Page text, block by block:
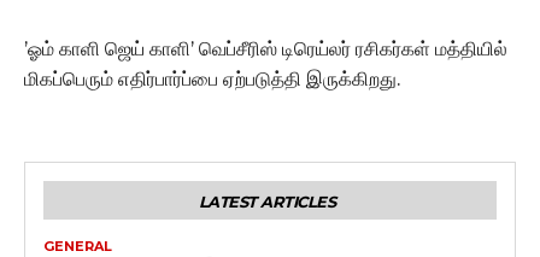
’ஓம் காளி ஜெய் காளி’ வெப்சீரிஸ் டிரெய்லர் ரசிகர்கள் மத்தியில்
மிகப்பெரும் எதிர்பார்ப்பை ஏற்படுத்தி இருக்கிறது.
LATEST ARTICLES
GENERAL